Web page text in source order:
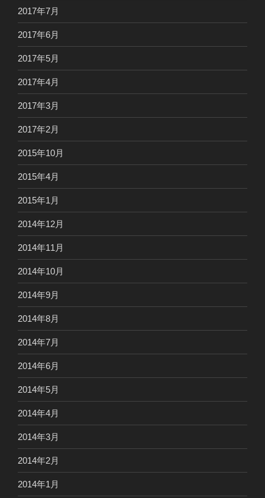
2017年7月
2017年6月
2017年5月
2017年4月
2017年3月
2017年2月
2015年10月
2015年4月
2015年1月
2014年12月
2014年11月
2014年10月
2014年9月
2014年8月
2014年7月
2014年6月
2014年5月
2014年4月
2014年3月
2014年2月
2014年1月